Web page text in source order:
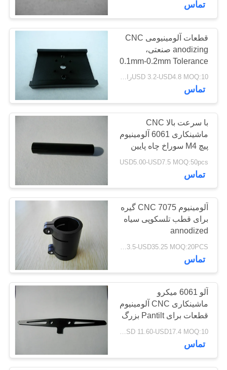
تماس
قطعات آلومینیومی CNC
anodizing صنعتی،
0.1mm-0.2mm Tolerance
USD 3.2-USD4.8 MOQ:10رایانه های شخصی
تماس
با سرعت بالا CNC
ماشینکاری 6061 آلومینیوم
پیچ M4 سوراخ چاه پایین
USD5.00-USD7.5 MOQ:50pcs
تماس
آلومینیوم CNC 7075 گیره
برای قطب تلسکوپی سیاه
annodized
USD23.5-USD35.25 MOQ:20PCS
تماس
آلو 6061 میکرو
ماشینکاری CNC آلومینیوم
قطعات برای Pantilt بزرگ
اندازه
USD 11.60-USD17.4 MOQ:10رایانه های شخصی
تماس